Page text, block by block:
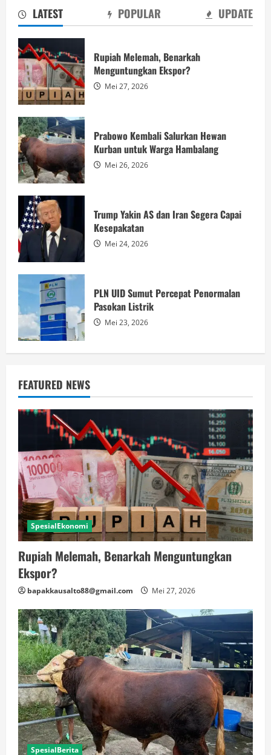
LATEST POPULAR UPDATE
Rupiah Melemah, Benarkah
Menguntungkan Ekspor?
Mei 27, 2026
Prabowo Kembali Salurkan Hewan
Kurban untuk Warga Hambalang
Mei 26, 2026
Trump Yakin AS dan Iran Segera Capai
Kesepakatan
Mei 24, 2026
PLN UID Sumut Percepat Penormalan
Pasokan Listrik
Mei 23, 2026
FEATURED NEWS
SpesialEkonomi
Rupiah Melemah, Benarkah Menguntungkan
Ekspor?
bapakkausalto88@gmail.com Mei 27, 2026
SpesialBerita